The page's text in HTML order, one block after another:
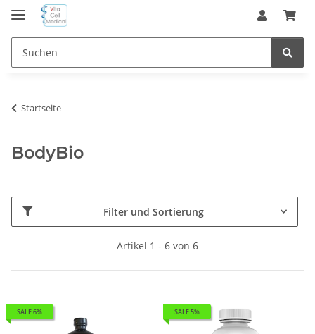
Startseite
BodyBio
Filter und Sortierung
Artikel 1 - 6 von 6
SALE 6% SALE 5%